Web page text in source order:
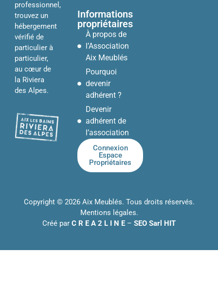
professionnel,
trouvez un
hébergement
vérifié de
particulier à
particulier,
au cœur de
la Riviera
des Alpes.
Informations
propriétaires
À propos de
l’Association
Aix Meublés
Pourquoi
devenir
adhérent ?
Devenir
adhérent de
l’association
Connexion
Espace
Propriétaires
Copyright © 2026 Aix Meublés. Tous droits réservés.
Mentions légales.
Créé par C R E A 2 L I N E – SEO Sarl HIT